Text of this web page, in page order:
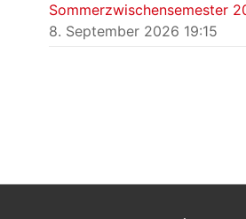
Sommerzwischensemester
8. September 2026 19:15